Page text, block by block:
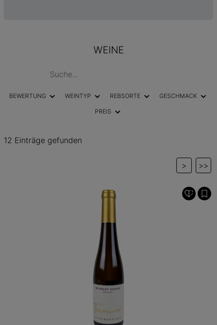
WEINE
BEWERTUNG WEINTYP REBSORTE GESCHMACK
PREIS
12 Einträge gefunden
> >>